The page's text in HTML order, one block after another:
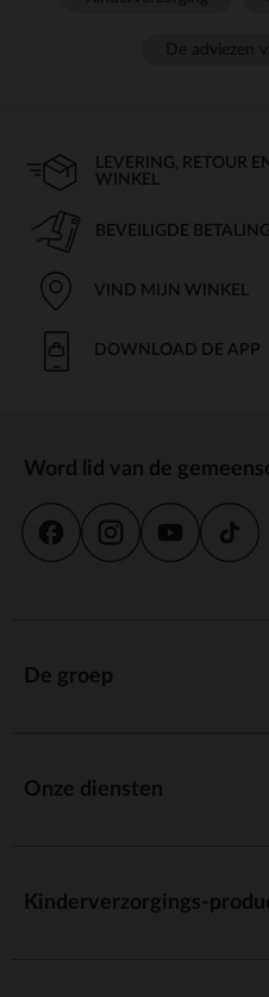
LEVERING, RETOUR
WINKEL
BEVEILIGDE BETALING
VIND MIJN WINKEL
DOWNLOAD DE APP
Word lid van de
De groep
Onze diensten
Kinderverzorgings-